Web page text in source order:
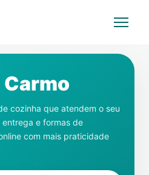
Carmo
cozinha que atendem o seu
e formas de
com mais praticidade